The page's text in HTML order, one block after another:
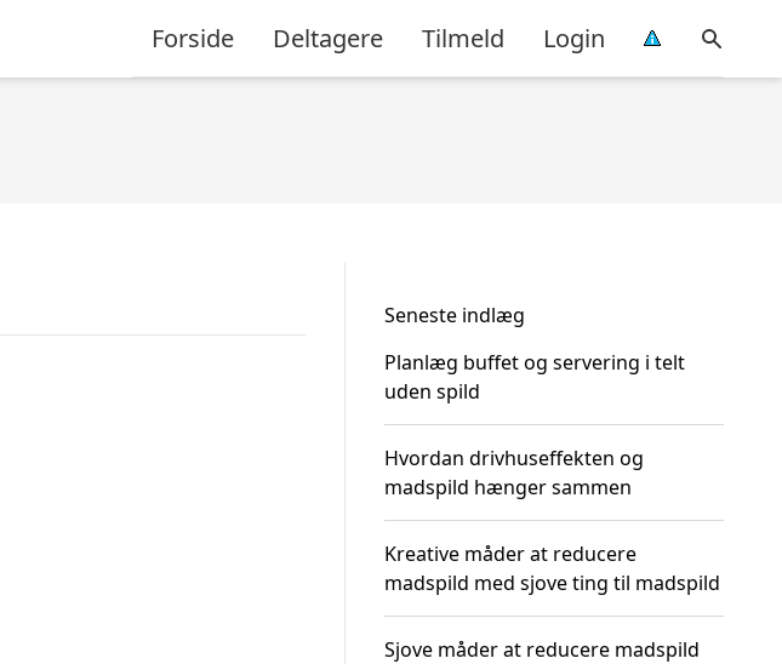
Forside Deltagere Tilmeld Login
Seneste indlæg
Planlæg buffet og servering i telt
uden spild
Hvordan drivhuseffekten og
madspild hænger sammen
Kreative måder at reducere
madspild med sjove ting til madspild
Sjove måder at reducere madspild